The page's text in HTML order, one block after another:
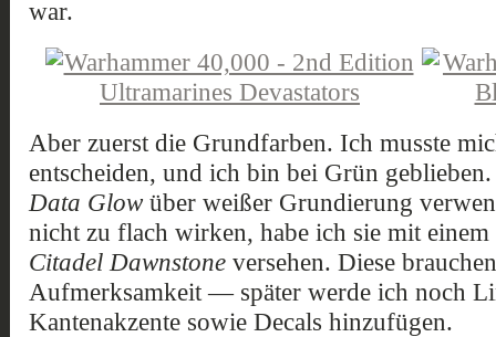
war.
Aber zuerst die Grundfarben. Ich musste
entscheiden, und ich bin bei Grün
Data Glowüber weißer Grundierung
nicht zu flach wirken, habe ich sie mit
Citadel Dawnstoneversehen. Diese
Aufmerksamkeit — später werde ich noch
Kantenakzente sowie Decals hinzufügen.